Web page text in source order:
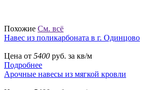
Похожие См. всё
Навес из поликарбоната в г. Одинцово
Цена от 5400 руб. за кв/м
Подробнее
Арочные навесы из мягкой кровли